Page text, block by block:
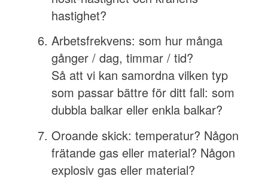
hastighet?
Arbetsfrekvens: som hur många
gånger / dag, timmar / tid?
Så att vi kan samordna vilken typ
som passar bättre för ditt fall: som
dubbla balkar eller enkla balkar?
Oroande skick: temperatur? Någon
frätande gas eller material? Någon
explosiv gas eller material?